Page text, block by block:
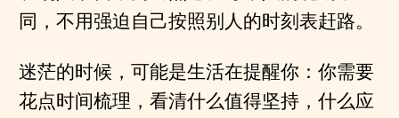
同，不用强迫自己按照别人的时刻表赶路。
迷茫的时候，可能是生活在提醒你：你需要
花点时间梳理，看清什么值得坚持，什么应